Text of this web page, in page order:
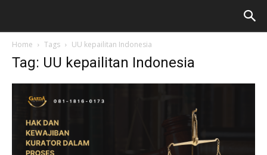
Home Tags UU kepailitan Indonesia
Tag: UU kepailitan Indonesia